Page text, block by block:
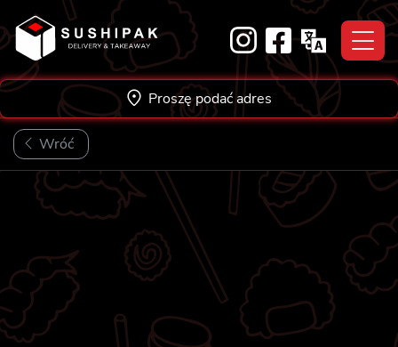
to
content
Proszę podać adres
Wróć